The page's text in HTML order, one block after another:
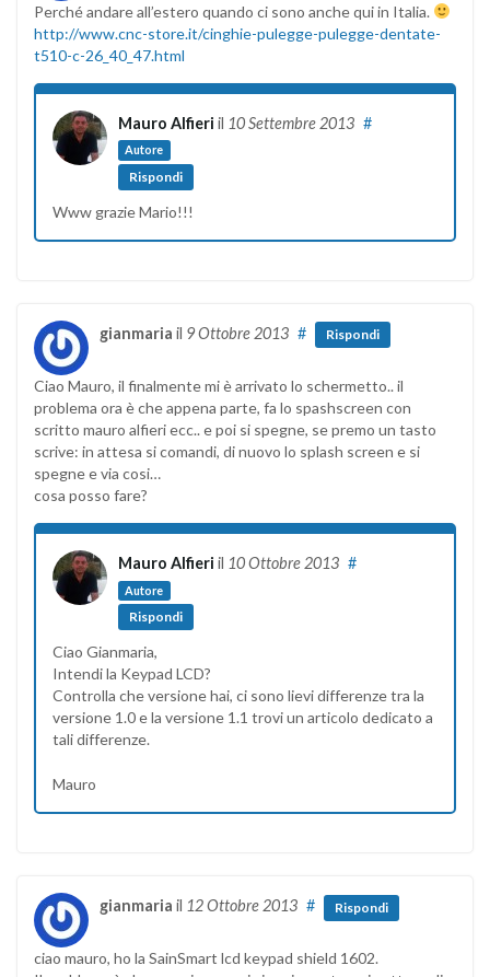
Perché andare all’estero quando ci sono anche qui in Italia.
http://www.cnc-store.it/cinghie-pulegge-pulegge-dentate-
t510-c-26_40_47.html
Mauro Alfieri il 10 Settembre 2013
Autore
#
Rispondi
Www grazie Mario!!!
gianmaria il 9 Ottobre 2013 # Rispondi
Ciao Mauro, il finalmente mi è arrivato lo schermetto.. il
problema ora è che appena parte, fa lo spashscreen con
scritto mauro alfieri ecc.. e poi si spegne, se premo un tasto
scrive: in attesa si comandi, di nuovo lo splash screen e si
spegne e via cosi…
cosa posso fare?
Mauro Alfieri il 10 Ottobre 2013
Autore
#
Rispondi
Ciao Gianmaria,
Intendi la Keypad LCD?
Controlla che versione hai, ci sono lievi differenze tra la
versione 1.0 e la versione 1.1 trovi un articolo dedicato a
tali differenze.
Mauro
gianmaria il 12 Ottobre 2013 # Rispondi
ciao mauro, ho la SainSmart lcd keypad shield 1602.